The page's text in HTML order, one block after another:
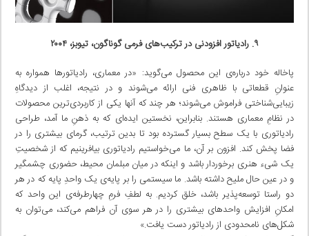
۹. رادیاتور افزودنی در ترکیب‌های فرمی گوناگون، تیوبز، ۲۰۰۴
پاخاله خود درباره‌ی این محصول می‌گوید: «در معماری، رادیاتورها همواره به
عنوانِ قطعاتی با ظاهری فنی ارائه می‌شوند و در نتیجه، اغلب از دیدگاهِ
زیبایی‌شناختی فراموش می‌شوند؛ هر چند که آنها یکی از کاربردی‌ترین محصولات
در نظامِ معماری هستند. بنابراین، نخستین ایده‌ای که به ذهنِ ما آمد، طراحی
رادیاتوری با یک سطح بسیار گسترده بود تا بدین ترتیب، گرمای بیشتری را در
فضا پخش کند. افزون بر آن، ما می‌خواستیم رادیاتوری بیافرینیم که از شخصیتِ
یک شیء هنری برخوردار باشد و اینکه در میان مبلمان محیط، حضوری چشمگیر
و در عین حال ملیح داشته باشد. ما سیستمی را بر پایه‌ی یک واحدِ پایه که در هر
دو راستا توسعه‌پذیر باشد، خلق کردیم. به لطفِ فرمِ چهار‌طرفه‌ی این واحد که
امکانِ افزایش واحدهای بیشتری را در هر سوی آن فراهم می‌کند، می‌توان به
شکل‌های نامحدودی از رادیاتور دست یافت.»